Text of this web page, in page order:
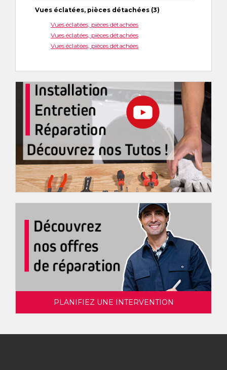
Vues éclatées, pièces détachées (3)
Vues éclatées, pièces détachées
Vues éclatées, pièces détachées
Vues éclatées, pièces détachées
PLANIFIEZ UNE INTERVENTION